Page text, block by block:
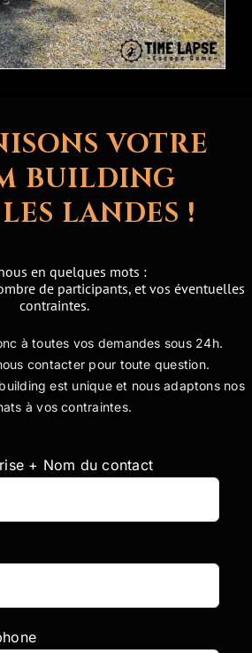
VOTRE
BUILDING
LANDES !
en quelques mots :
de participants, et vos éventuelles
contraintes.
à toutes vos demandes sous 24h.
contacter pour toute question.
est unique et nous adaptons nos
à vos contraintes.
+ Nom du contact